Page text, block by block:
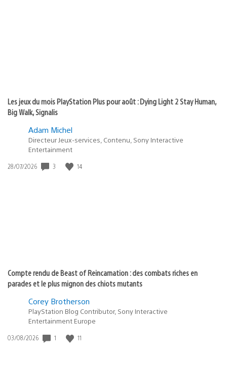
Les jeux du mois PlayStation Plus pour août : Dying Light 2 Stay Human,
Big Walk, Signalis
Adam Michel
Directeur Jeux-services, Contenu, Sony Interactive
Entertainment
Date
28/07/2026 3 14
Compte rendu de Beast of Reincarnation : des combats riches en
parades et le plus mignon des chiots mutants
Corey Brotherson
PlayStation Blog Contributor, Sony Interactive
Entertainment Europe
Date
03/08/2026 1 11